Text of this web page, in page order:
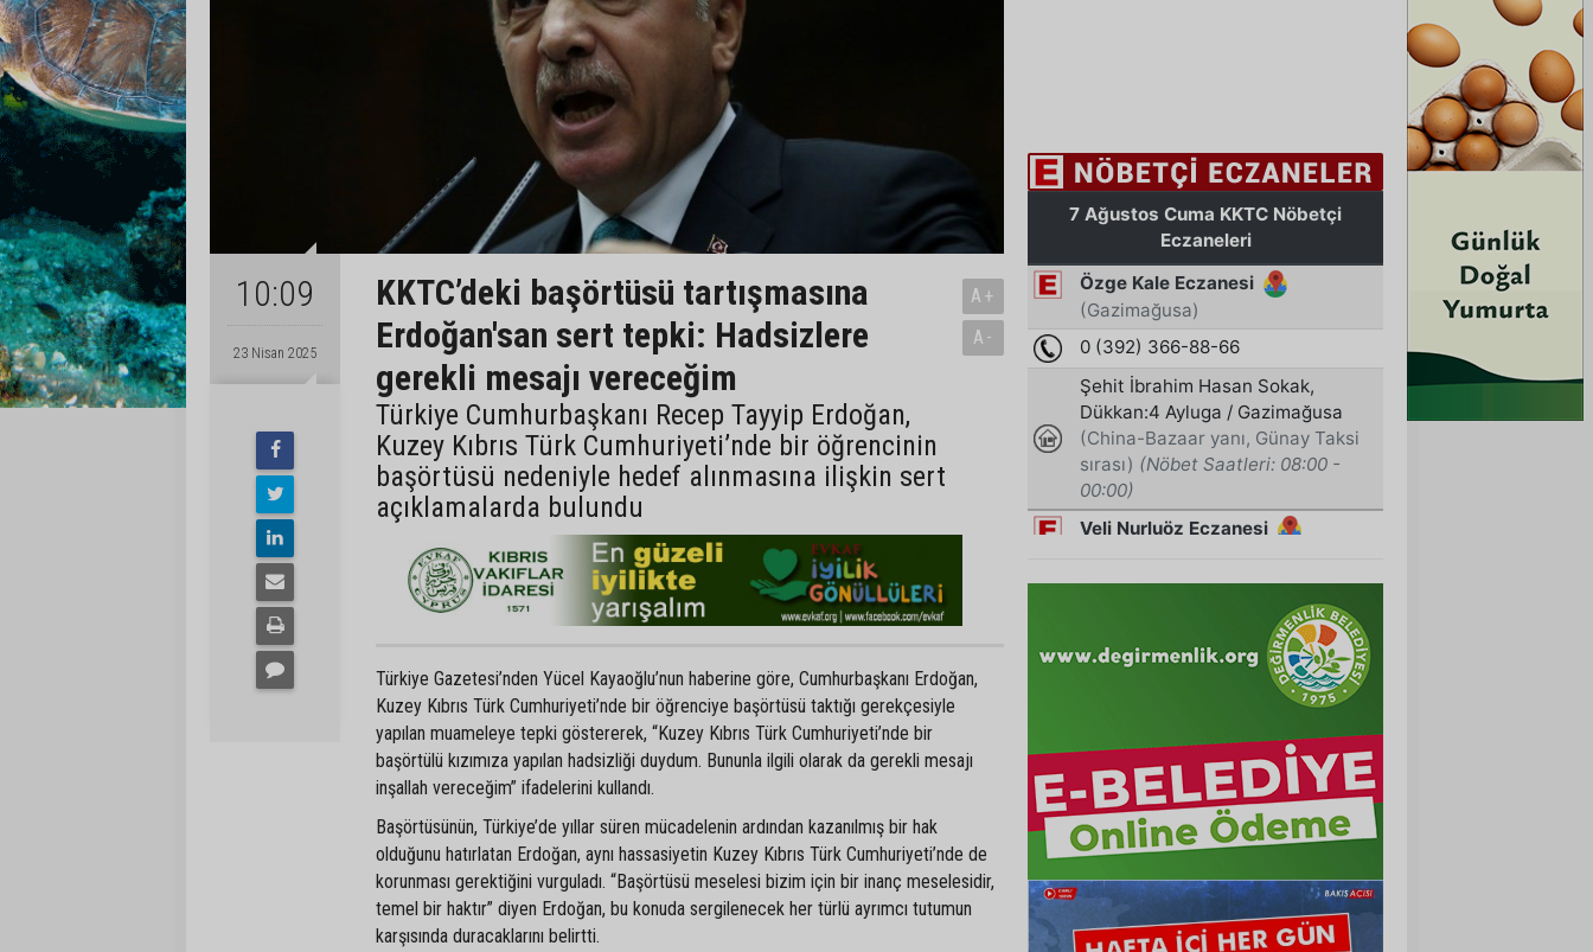
10:09
23 Nisan 2025
KKTC’deki başörtüsü tartışmasına
Erdoğan'san sert tepki: Hadsizlere
gerekli mesajı vereceğim
Türkiye Cumhurbaşkanı Recep Tayyip Erdoğan,
Kuzey Kıbrıs Türk Cumhuriyeti’nde bir öğrencinin
başörtüsü nedeniyle hedef alınmasına ilişkin sert
açıklamalarda bulundu
A+
A-
Türkiye Gazetesi’nden Yücel Kayaoğlu’nun haberine göre, Cumhurbaşkanı Erdoğan,
Kuzey Kıbrıs Türk Cumhuriyeti’nde bir öğrenciye başörtüsü taktığı gerekçesiyle
yapılan muameleye tepki göstererek, “Kuzey Kıbrıs Türk Cumhuriyeti’nde bir
başörtülü kızımıza yapılan hadsizliği duydum. Bununla ilgili olarak da gerekli mesajı
inşallah vereceğim” ifadelerini kullandı.
Başörtüsünün, Türkiye’de yıllar süren mücadelenin ardından kazanılmış bir hak
olduğunu hatırlatan Erdoğan, aynı hassasiyetin Kuzey Kıbrıs Türk Cumhuriyeti’nde de
korunması gerektiğini vurguladı. “Başörtüsü meselesi bizim için bir inanç meselesidir,
temel bir haktır” diyen Erdoğan, bu konuda sergilenecek her türlü ayrımcı tutumun
karşısında duracaklarını belirtti.